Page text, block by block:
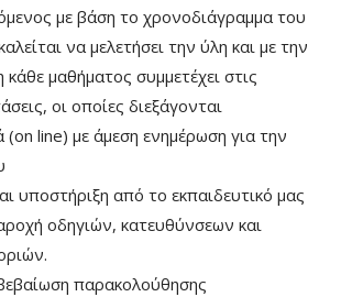
με βάση το χρονοδιάγραμμα του
να μελετήσει την ύλη και με την
μαθήματος συμμετέχει στις
οι οποίες διεξάγονται
(on line) με άμεση ενημέρωση για την
υποστήριξη από το εκπαιδευτικό μας
οδηγιών, κατευθύνσεων και
παρακολούθησης